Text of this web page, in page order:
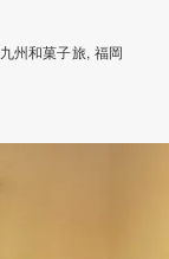
九州和菓子旅 福岡